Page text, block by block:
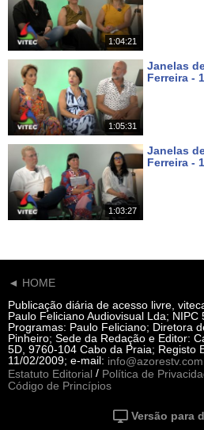
1:04:21
1:05:31
Janelas
Ferreira -
1:03:27
Janelas
Ferreira -
◄ HOME
Publicação diária de acesso livre,
Paulo Feliciano Audiovisual Lda;
Programas: Paulo Feliciano; Diretora
Pinheiro; Sede da Redação e Editor:
5D, 9760-104 Cabo da Praia; Registo
11/02/2009; e-mail: info@azorestv.com
Estatuto Editorial / Política de
Código de Princípios
Versão para